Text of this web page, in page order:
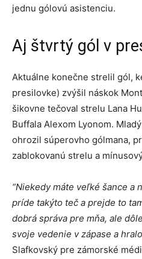
jednu gólovú asistenciu.
Aj štvrtý gól v
Aktuálne konečne strelil gól,
presilovke) zvýšil náskok
šikovne tečoval strelu Lana
Buffala Alexom Lyonom.
ohrozil súperovho gólmana,
zablokovanú strelu a
“Niekedy máte veľké šance a
príde takýto teč a prejde to
dobrá správa pre mňa, ale
svoje vedenie v zápase a
Slafkovský pre zámorské